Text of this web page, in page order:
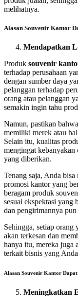
melihatnya.
Alasan Souvenir Kantor
Mendapatkan
Produk souvenir
terhadap perusahaan
dengan sumber daya
pelanggan terhadap
orang atau pelanggan
semakin ingin tahu
Namun, pastikan
memiliki merek atau
Selain itu, kualitas
mengingat
yang diberikan.
Tenang saja, Anda
promosi kantor yang
beragam produk
sesuai ekspektasi yang
dan pengirimannya pun
Sehingga, setiap orang
akan terkesan dan
hanya itu, mereka juga
terkait bisnis yang
Alasan Souvenir Kantor
Meningkatkan